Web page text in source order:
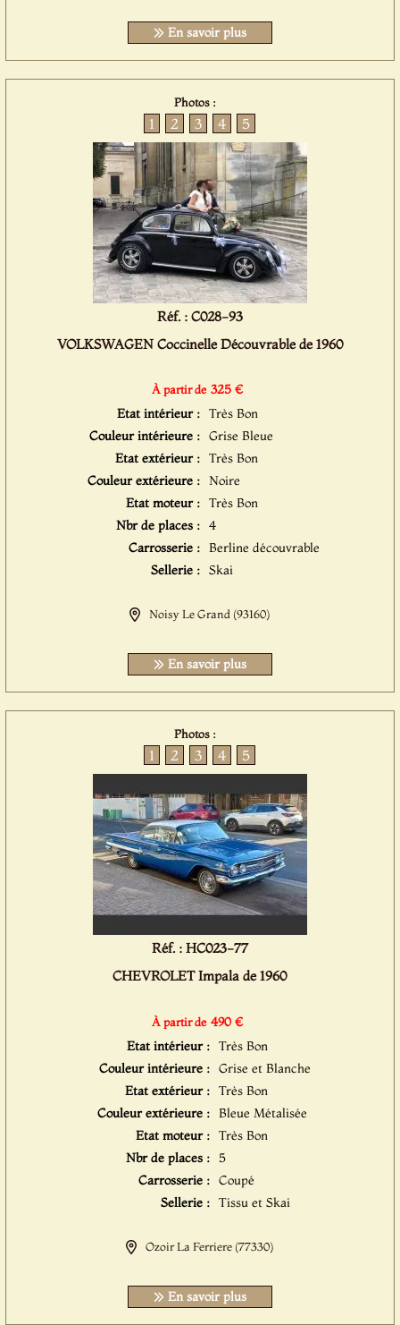
En savoir plus
Photos :
1 2 3 4 5
Réf. : C028-93
VOLKSWAGEN Coccinelle Découvrable de 1960
À partir de 325 €
Etat intérieur : Très Bon
Couleur intérieure : Grise Bleue
Etat extérieur : Très Bon
Couleur extérieure : Noire
Etat moteur : Très Bon
Nbr de places : 4
Carrosserie : Berline découvrable
Sellerie : Skai
Noisy Le Grand (93160)
En savoir plus
Photos :
1 2 3 4 5
Réf. : HC023-77
CHEVROLET Impala de 1960
À partir de 490 €
Etat intérieur : Très Bon
Couleur intérieure : Grise et Blanche
Etat extérieur : Très Bon
Couleur extérieure : Bleue Métalisée
Etat moteur : Très Bon
Nbr de places : 5
Carrosserie : Coupé
Sellerie : Tissu et Skai
Ozoir La Ferriere (77330)
En savoir plus